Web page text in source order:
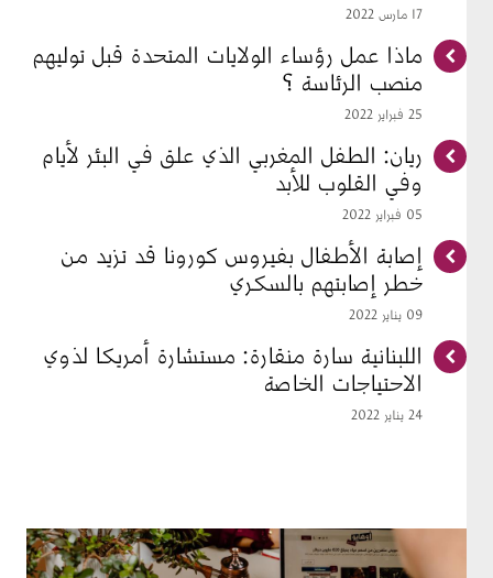
ماذا عمل رؤساء الولايات المتحدة قبل توليهم
منصب الرئاسة ؟
ريان: الطفل المغربي الذي علق في البئر لأيام
وفي القلوب للأبد
إصابة الأطفال بفيروس كورونا قد تزيد من
خطر إصابتهم بالسكري
اللبنانية سارة منقارة: مستشارة أمريكا لذوي
الاحتياجات الخاصة